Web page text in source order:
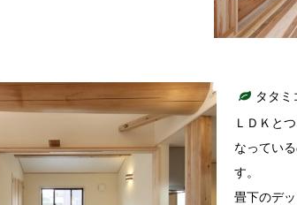
タタミ
ＬＤＫと
なってい
す。
畳下のデ